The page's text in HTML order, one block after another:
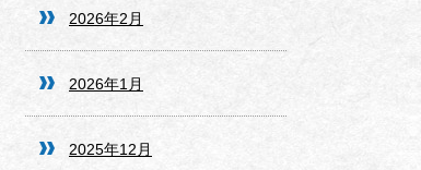
2026年2月
2026年1月
2025年12月